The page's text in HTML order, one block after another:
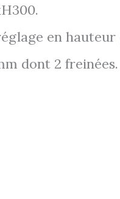
en hauteur
dont 2 freinées.